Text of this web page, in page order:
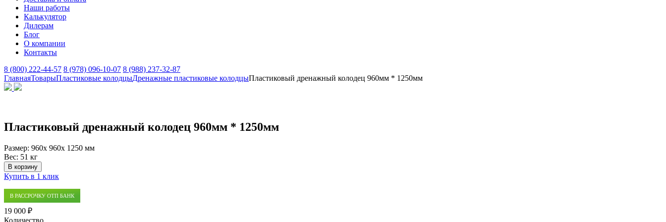
Наши работы
Калькулятор
Дилерам
Блог
О компании
Контакты
8 (800) 222-44-57 8 (978) 096-10-07 8 (988) 237-32-87
ГлавнаяТоварыПластиковые колодцыДренажные пластиковые колодцыПластиковый дренажный колодец 960мм * 1250мм
Пластиковый дренажный колодец 960мм * 1250мм
Размер: 960x 960x 1250 мм
Вес: 51 кг
В корзину
Купить в 1 клик
В РАССРОЧКУ ОТП БАНК
19 000 ₽
Количество